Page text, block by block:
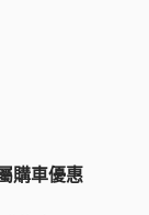
購車優惠